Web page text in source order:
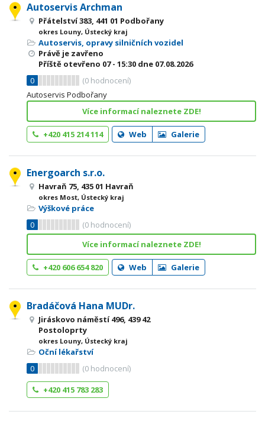
Autoservis Archman
Přátelství 383, 441 01 Podbořany
okres Louny, Ústecký kraj
Autoservis, opravy silničních vozidel
Právě je zavřeno
Příště otevřeno 07 - 15:30 dne 07.08.2026
0
(0 hodnocení)
Autoservis Podbořany
Více informací naleznete ZDE!
+420 415 214 114 Web Galerie
Energoarch s.r.o.
Havraň 75, 435 01 Havraň
okres Most, Ústecký kraj
Výškové práce
0
(0 hodnocení)
Více informací naleznete ZDE!
+420 606 654 820 Web Galerie
Bradáčová Hana MUDr.
Jiráskovo náměstí 496, 439 42
Postoloprty
okres Louny, Ústecký kraj
Oční lékařství
0
(0 hodnocení)
+420 415 783 283